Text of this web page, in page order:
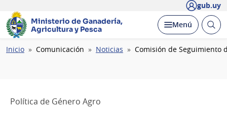
gub.uy
Ministerio de Ganadería,
Agricultura y Pesca
Desplegar
Menú Abrir
Ruta
Inicio Comunicación Noticias Comisión de Seguimiento
Política de Género Agro